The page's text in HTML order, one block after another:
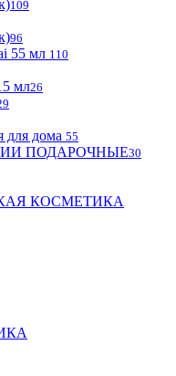
109
96
55 мл 110
мл26
дома 55
ПОДАРОЧНЫЕ30
КОСМЕТИКА